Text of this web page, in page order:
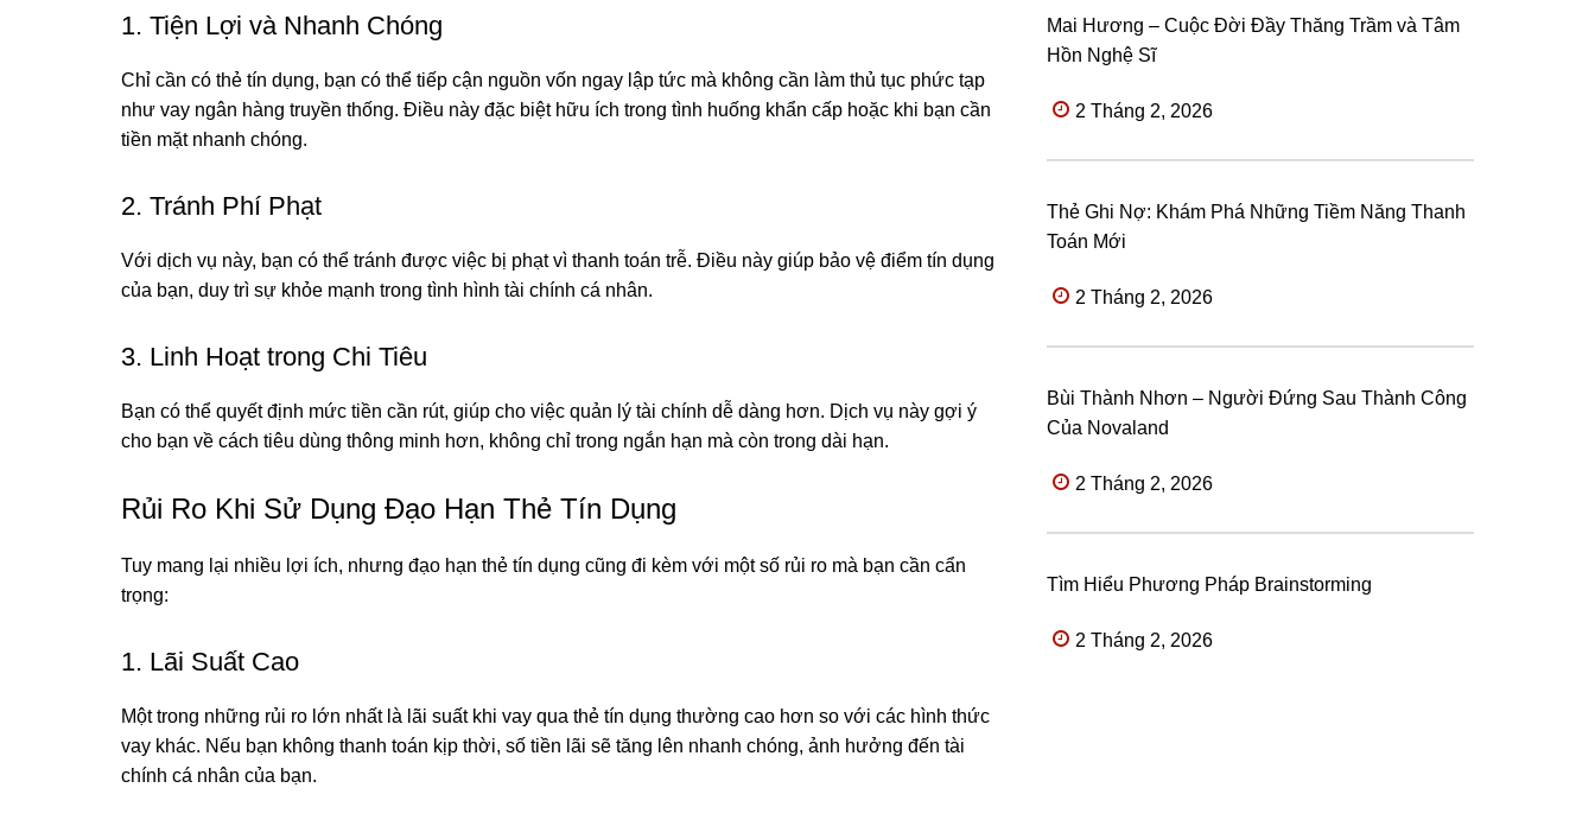
1. Tiện Lợi và Nhanh Chóng
Chỉ cần có thẻ tín dụng, bạn có thể tiếp cận nguồn vốn ngay lập tức mà không cần làm thủ tục phức tạp
như vay ngân hàng truyền thống. Điều này đặc biệt hữu ích trong tình huống khẩn cấp hoặc khi bạn cần
tiền mặt nhanh chóng.
2. Tránh Phí Phạt
Với dịch vụ này, bạn có thể tránh được việc bị phạt vì thanh toán trễ. Điều này giúp bảo vệ điểm tín dụng
của bạn, duy trì sự khỏe mạnh trong tình hình tài chính cá nhân.
3. Linh Hoạt trong Chi Tiêu
Bạn có thể quyết định mức tiền cần rút, giúp cho việc quản lý tài chính dễ dàng hơn. Dịch vụ này gợi ý
cho bạn về cách tiêu dùng thông minh hơn, không chỉ trong ngắn hạn mà còn trong dài hạn.
Rủi Ro Khi Sử Dụng Đạo Hạn Thẻ Tín Dụng
Tuy mang lại nhiều lợi ích, nhưng đạo hạn thẻ tín dụng cũng đi kèm với một số rủi ro mà bạn cần cẩn
trọng:
1. Lãi Suất Cao
Một trong những rủi ro lớn nhất là lãi suất khi vay qua thẻ tín dụng thường cao hơn so với các hình thức
vay khác. Nếu bạn không thanh toán kịp thời, số tiền lãi sẽ tăng lên nhanh chóng, ảnh hưởng đến tài
chính cá nhân của bạn.
Mai Hương – Cuộc Đời Đầy Thăng Trầm và Tâm
Hồn Nghệ Sĩ
2 Tháng 2, 2026
Thẻ Ghi Nợ: Khám Phá Những Tiềm Năng Thanh
Toán Mới
2 Tháng 2, 2026
Bùi Thành Nhơn – Người Đứng Sau Thành Công
Của Novaland
2 Tháng 2, 2026
Tìm Hiểu Phương Pháp Brainstorming
2 Tháng 2, 2026